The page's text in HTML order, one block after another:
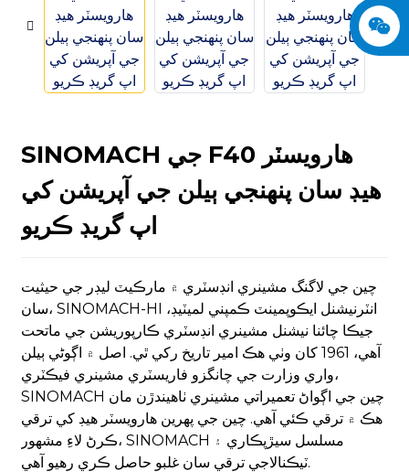
SINOMACH جي F40 هارويسٽر
هيڊ سان پنهنجي ٻيلن جي آپريشن کي
اپ گريڊ ڪريو
چين جي لاگنگ مشينري انڊسٽري ۾ مارڪيٽ ليڊر جي حيثيت
سان، SINOMACH-HI انٽرنيشنل ايڪوپمينٽ ڪمپني لميٽيڊ،
جيڪا چائنا نيشنل مشينري انڊسٽري ڪارپوريشن جي ماتحت
آهي، 1961 کان وٺي هڪ امير تاريخ رکي ٿي. اصل ۾ اڳوڻي ٻيلن
واري وزارت جي چانگزو فاريسٽري مشينري فيڪٽري،
SINOMACH چين جي اڳواڻ تعميراتي مشينري ٺاهيندڙن مان
هڪ ۾ ترقي ڪئي آهي. چين جي پهرين هارويسٽر هيڊ کي ترقي
ڪرڻ لاءِ مشهور، SINOMACH مسلسل سيڙپڪاري ۽
ٽيڪنالاجي ترقي سان غلبو حاصل ڪري رهيو آهي.